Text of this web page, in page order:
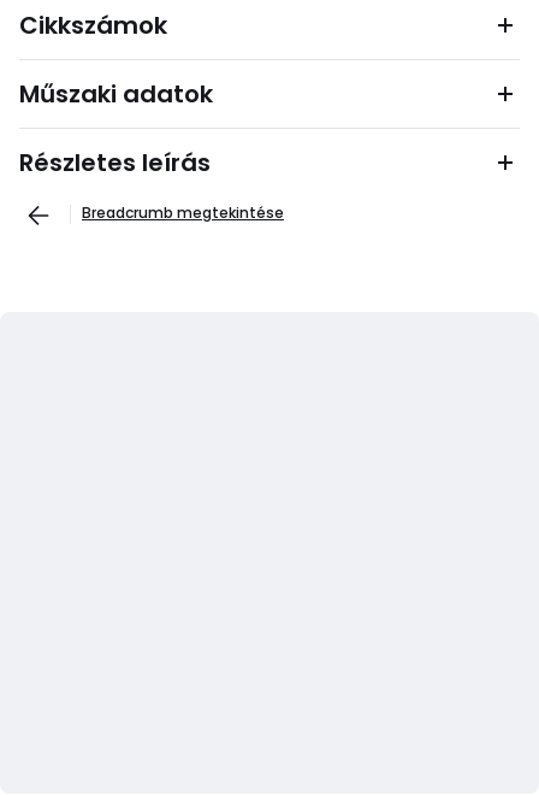
Cikkszámok
Műszaki adatok
Részletes leírás
Breadcrumb megtekintése